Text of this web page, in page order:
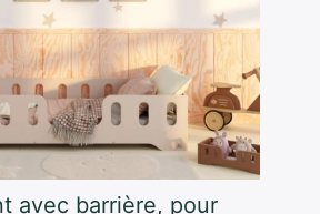
avec barrière, pour